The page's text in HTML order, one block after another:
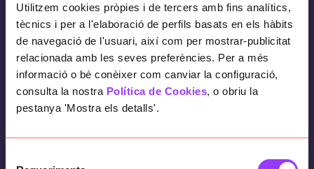
Utilitzem cookies pròpies i de tercers amb fins analítics,
tècnics i per a l'elaboració de perfils basats en els hàbits
de navegació de l'usuari, així com per mostrar-publicitat
relacionada amb les seves preferències. Per a més
informació o bé conèixer com canviar la configuració,
consulta la nostra Política de Cookies, o obriu la
pestanya 'Mostra els detalls'.
basado en cierta información financiera.
En general, no se dispone de la información
transaccional de los clientes.